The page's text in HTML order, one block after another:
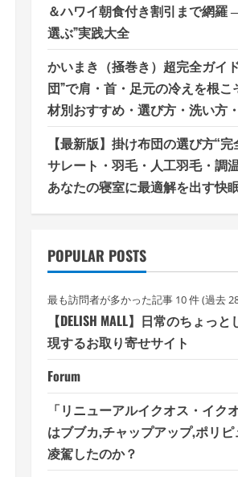
＆ハワイ朝食付き割引まで網羅
選ぶ”実践大全
かいまき（掻巻き）超完全ガイ
団”で肩・首・足元の冷えを根
材別おすすめ・選び方・洗い方
【最新版】掛け布団の選び方“
サレート・羽毛・人工羽毛・調
あなたの寝室に最適解を出す快
POPULAR POSTS
最も訪問者が多かった記事 10 件 (過去
【DELISH MALL】日常のちょっ
現するお取り寄せサイト
Forum
「リニューアルイクオス・イク
はブブカ,チャップアップ,ポリピ
凌駕したのか？